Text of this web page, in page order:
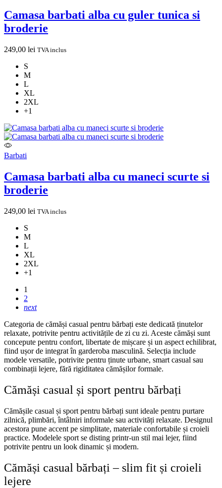
Camasa barbati alba cu guler tunica si
broderie
249,00 lei TVA inclus
S
M
L
XL
2XL
+1
Barbati
Camasa barbati alba cu maneci scurte si
broderie
249,00 lei TVA inclus
S
M
L
XL
2XL
+1
1
2
next
Categoria de cămăși casual pentru bărbați este dedicată ținutelor
relaxate, potrivite pentru activitățile de zi cu zi. Aceste cămăși sunt
concepute pentru confort, libertate de mișcare și un aspect echilibrat,
fiind ușor de integrat în garderoba masculină. Selecția include
modele versatile, potrivite pentru ținute urbane, smart casual sau
combinații lejere, fără rigiditatea cămășilor formale.
Cămăși casual și sport pentru bărbați
Cămășile casual și sport pentru bărbați sunt ideale pentru purtare
zilnică, plimbări, întâlniri informale sau activități relaxate. Designul
acestora pune accent pe simplitate, materiale confortabile și croieli
practice. Modelele sport se disting printr-un stil mai lejer, fiind
potrivite pentru un look dinamic și modern.
Cămăși casual bărbați – slim fit și croieli
lejere